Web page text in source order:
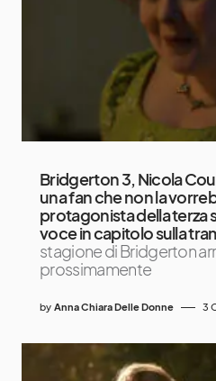
Bridgerton 3, Nicola
una fan che non la
protagonista della terza
voce in capitolo sulla
stagione di Bridgerton
prossimamente
by Anna Chiara Delle Donne 3